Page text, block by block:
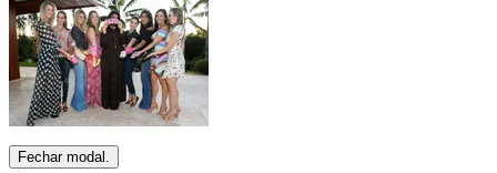
Fechar modal.